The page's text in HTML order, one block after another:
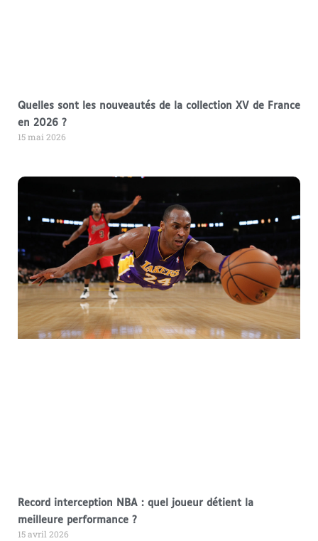
Quelles sont les nouveautés de la collection XV de France
en 2026 ?
15 mai 2026
Record interception NBA : quel joueur détient la
meilleure performance ?
15 avril 2026